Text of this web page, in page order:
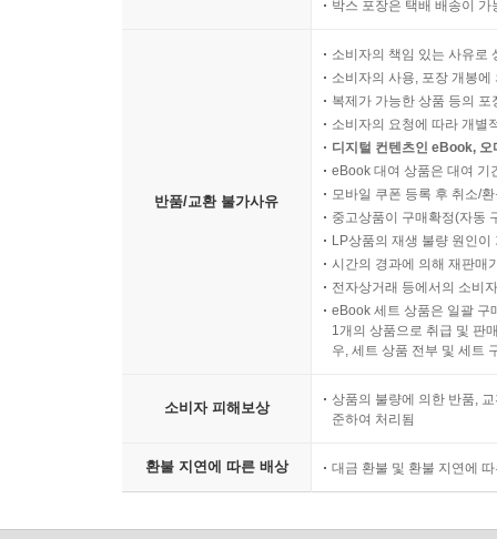
박스 포장은 택배 배송이
반품/교환 불가사유
소비자의 책임 있는 사유로
소비자의 사용, 포장 개봉
복제가 가능한 상품 등의
소비자의 요청에 따라 개별
디지털 컨텐츠인 eBook,
eBook 대여 상품은 대여 기
모바일 쿠폰 등록 후 취소/
중고상품이 구매확정(자동
LP상품의 재생 불량 원인
시간의 경과에 의해 재판매
전자상거래 등에서의 소비
eBook 세트 상품은 일괄 구
1개의 상품으로 취급 및 판
우, 세트 상품 전부 및 세트
소비자 피해보상
상품의 불량에 의한 반품,
준하여 처리됨
환불 지연에 따른 배상 대금 환불 및 환불 지연에